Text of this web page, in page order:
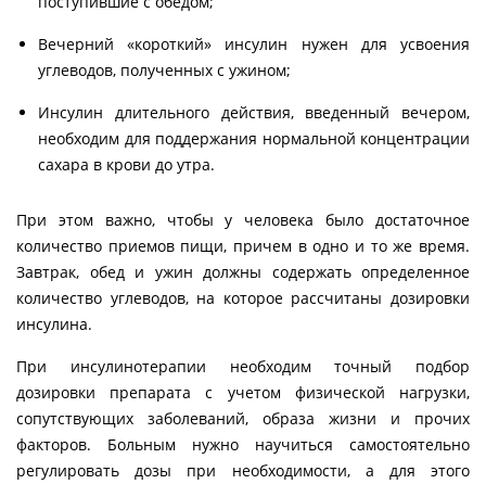
Вечерний «короткий» инсулин нужен для усвоения
углеводов, полученных с ужином;
Инсулин длительного действия, введенный вечером,
необходим для поддержания нормальной концентрации
сахара в крови до утра.
При этом важно, чтобы у человека было достаточное
количество приемов пищи, причем в одно и то же время.
Завтрак, обед и ужин должны содержать определенное
количество углеводов, на которое рассчитаны дозировки
инсулина.
При инсулинотерапии необходим точный подбор
дозировки препарата с учетом физической нагрузки,
сопутствующих заболеваний, образа жизни и прочих
факторов. Больным нужно научиться самостоятельно
регулировать дозы при необходимости, а для этого